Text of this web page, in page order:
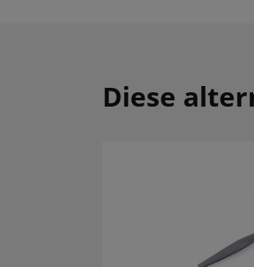
Diese